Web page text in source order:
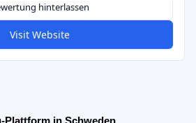
hinterlassen
Visit Website